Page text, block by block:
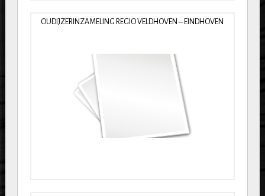
OUDIJZERINZAMELING REGIO VELDHOVEN – EINDHOVEN